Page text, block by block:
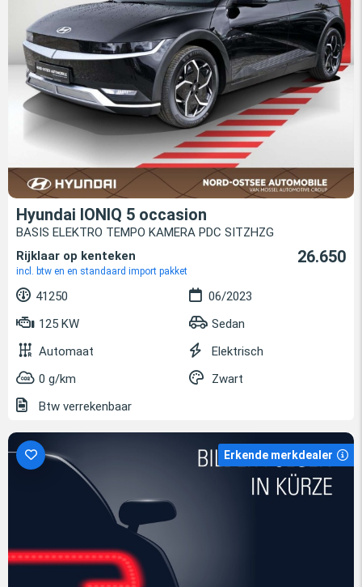
Hyundai IONIQ 5 occasion
BASIS ELEKTRO TEMPO KAMERA PDC SITZHZG
Rijklaar op kenteken
incl. btw en en standaard import pakket
26.650
41250
06/2023
125 KW
Sedan
Automaat
Elektrisch
0 g/km
Zwart
Btw verrekenbaar
Erkende merkdealer